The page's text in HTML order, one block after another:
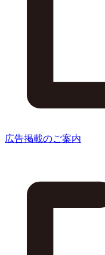
広告掲載のご案内